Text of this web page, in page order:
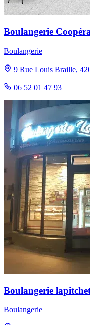
Boulangerie
Boulangerie
9 Rue Louis Braille,
06 52 01 47 93
Boulangerie
Boulangerie